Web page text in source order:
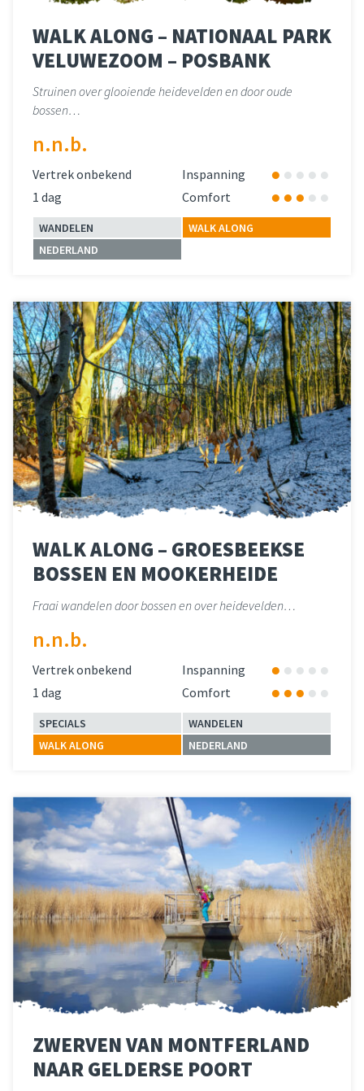
WALK ALONG – NATIONAAL PARK
VELUWEZOOM – POSBANK
Struinen over glooiende heidevelden en door oude
bossen…
n.n.b.
Vertrek onbekend
Inspanning
1 dag
Comfort
WANDELEN
WALK ALONG
NEDERLAND
WALK ALONG – GROESBEEKSE
BOSSEN EN MOOKERHEIDE
Fraai wandelen door bossen en over heidevelden…
n.n.b.
Vertrek onbekend
Inspanning
1 dag
Comfort
SPECIALS
WANDELEN
WALK ALONG
NEDERLAND
ZWERVEN VAN MONTFERLAND
NAAR GELDERSE POORT